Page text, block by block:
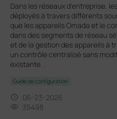
Dans les réseaux d'entreprise,
déployés à travers différents
que les appareils Omada et le
dans des segments de réseau
et de la gestion des appareils à
un contrôle centralisé sans
existante. .
Guide de configuration
06-23-2026
35498